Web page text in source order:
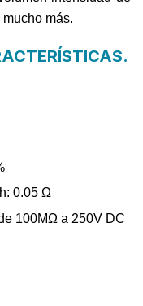
más.
0.05 Ω
100MΩ a 250V DC